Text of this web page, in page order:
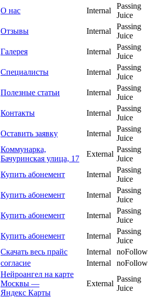
О нас
Internal
Passing
Juice
Отзывы
Internal
Passing
Juice
Галерея
Internal
Passing
Juice
Специалисты
Internal
Passing
Juice
Полезные статьи
Internal
Passing
Juice
Контакты
Internal
Passing
Juice
Оставить заявку
Internal
Passing
Juice
Коммунарка,
Бачуринская улица, 17
External
Passing
Juice
Купить абонемент
Internal
Passing
Juice
Купить абонемент
Internal
Passing
Juice
Купить абонемент
Internal
Passing
Juice
Купить абонемент
Internal
Passing
Juice
Скачать весь прайс
Internal
noFollow
согласие
Internal
noFollow
Нейроангел на карте
Москвы —
Яндекс Карты
External
Passing
Juice